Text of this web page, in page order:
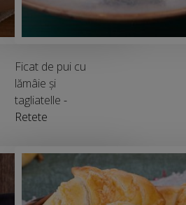
Ficat de pui cu
lămâie și
tagliatelle -
Retete